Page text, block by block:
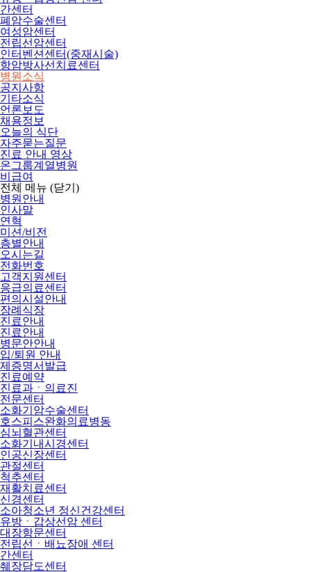
간센터
폐암수술센터
여성암센터
전립선암센터
인터벤션센터(중재시술)
항암방사선치료센터
병원소식
공지사항
기타소식
언론보도
채용정보
오늘의 식단
자주묻는질문
진료 안내 영상
온그룹계열병원
비급여
전체 메뉴 (닫기)
병원안내
인사말
연혁
미션/비전
층별안내
오시는길
전화번호
고객지원센터
응급의료센터
편의시설안내
장례식장
진료안내
진료안내
병문안안내
입/퇴원 안내
제증명서발급
진료예약
진료과ㆍ의료진
전문센터
소화기암수술센터
호스피스완화의료병동
심뇌혈관센터
소화기내시경센터
인공신장센터
관절센터
척추센터
재활치료센터
신경센터
소아청소년 정신건강센터
유방ㆍ갑상선암 센터
대장항문센터
전립선ㆍ배뇨장애 센터
간센터
췌장담도센터